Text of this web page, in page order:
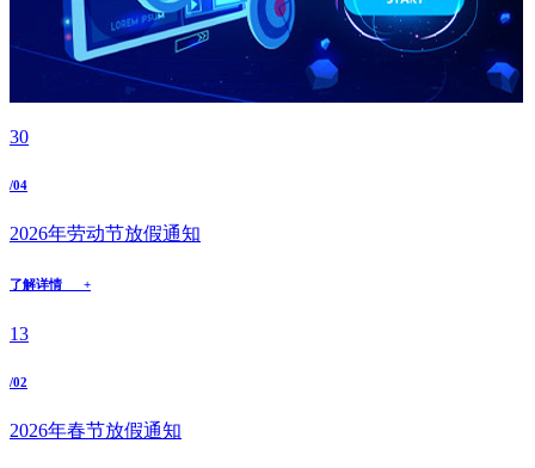
30
/04
2026年劳动节放假通知
了解详情 +
13
/02
2026年春节放假通知